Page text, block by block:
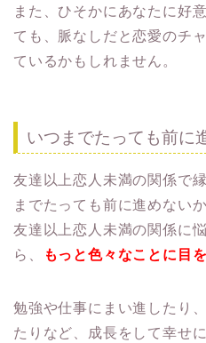
また、ひそかにあなたに好
ても、脈なしだと恋愛のチ
ているかもしれません。
いつまでたっても前に
友達以上恋人未満の関係で
までたっても前に進めない
友達以上恋人未満の関係に
ら、
もっと色々なことに目
勉強や仕事にまい進したり
たりなど、成長をして幸せ